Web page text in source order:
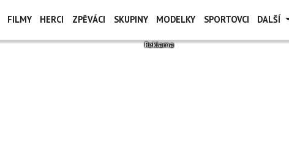
FILMY HERCI ZPĚVÁCI SKUPINY MODELKY SPORTOVCI DALŠÍ